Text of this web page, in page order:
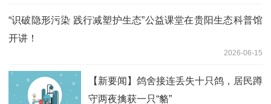
“识破隐形污染 践行减塑护生态”公益课堂在贵阳生态科普馆
开讲！
2026-06-15
【新要闻】鸽舍接连丢失十只鸽，居民蹲
守两夜擒获一只“貉”